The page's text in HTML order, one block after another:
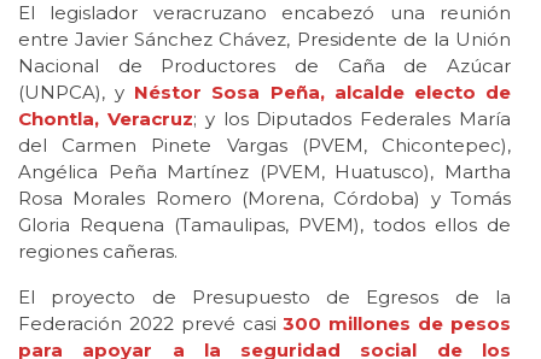
El legislador veracruzano encabezó una reunión
entre Javier Sánchez Chávez, Presidente de la Unión
Nacional de Productores de Caña de Azúcar
(UNPCA), y Néstor Sosa Peña, alcalde electo de
Chontla, Veracruz; y los Diputados Federales María
del Carmen Pinete Vargas (PVEM, Chicontepec),
Angélica Peña Martínez (PVEM, Huatusco), Martha
Rosa Morales Romero (Morena, Córdoba) y Tomás
Gloria Requena (Tamaulipas, PVEM), todos ellos de
regiones cañeras.
El proyecto de Presupuesto de Egresos de la
Federación 2022 prevé casi300 millones de pesos
para apoyar a la seguridad social de los